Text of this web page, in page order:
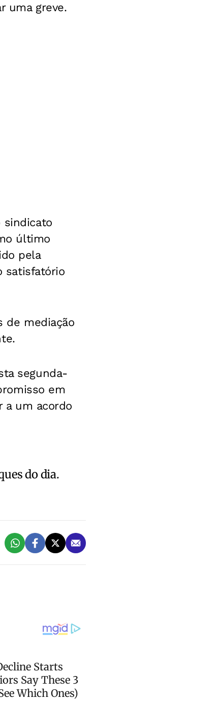
uma greve.
sindicato
último
pela
satisfatório
de mediação
segunda-
em
a um acordo
do dia.